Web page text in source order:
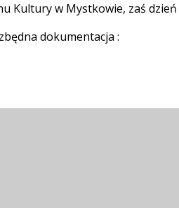
Kultury w Mystkowie, zaś
dokumentacja :